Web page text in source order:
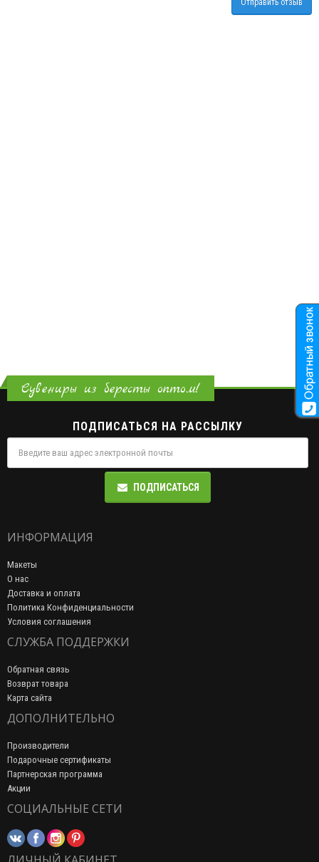
Сувениры из бересты оптом!
ПОДПИСАТЬСЯ НА РАССЫЛКУ
ПОДПИСАТЬСЯ
ИНФОРМАЦИЯ
Макеты
О нас
Доставка и оплата
Политика Конфиденциальности
Условия соглашения
СЛУЖБА ПОДДЕРЖКИ
Обратная связь
Возврат товара
Карта сайта
ДОПОЛНИТЕЛЬНО
Производители
Подарочные сертификаты
Партнерская программа
Акции
СОЦИАЛЬНЫЕ СЕТИ